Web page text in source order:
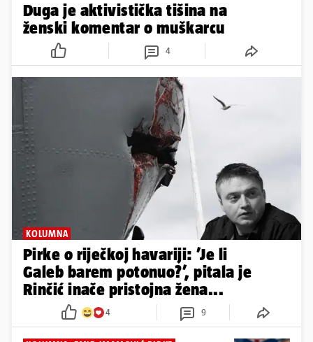
Duga je aktivistička tišina na
ženski komentar o muškarcu
4
KOLUMNA
Pirke o riječkoj havariji: ’Je li
Galeb barem potonuo?’, pitala je
Rinčić inače pristojna žena...
4 9